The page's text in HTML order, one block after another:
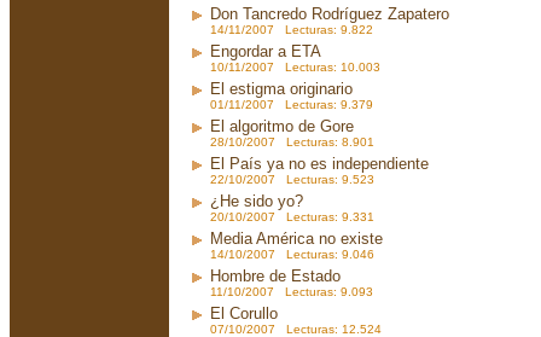
Don Tancredo Rodríguez Zapatero
14/11/2007 Lecturas: 9.822
Engordar a ETA
10/11/2007 Lecturas: 10.003
El estigma originario
01/11/2007 Lecturas: 9.379
El algoritmo de Gore
28/10/2007 Lecturas: 8.901
El País ya no es independiente
22/10/2007 Lecturas: 9.523
¿He sido yo?
20/10/2007 Lecturas: 9.331
Media América no existe
14/10/2007 Lecturas: 9.046
Hombre de Estado
11/10/2007 Lecturas: 9.093
El Corullo
07/10/2007 Lecturas: 12.524